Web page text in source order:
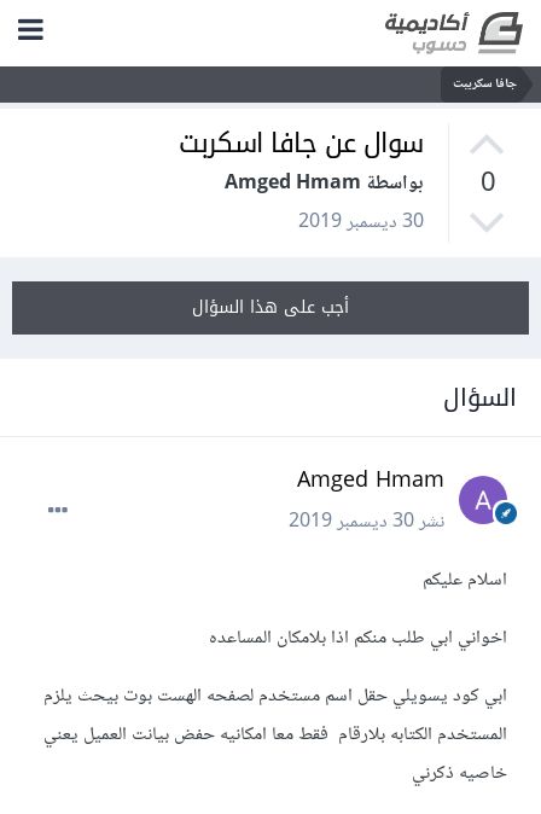
جافا سكريبت
0
سوال عن جافا اسكربت
بواسطة Amged Hmam
30 ديسمبر 2019
أجب على هذا السؤال
السؤال
Amged Hmam
نشر30 ديسمبر 2019
اسلام عليكم
اخواني ابي طلب منكم اذا بلامكان المساعده
ابي كود يسويلي حقل اسم مستخدم لصفحه الهست بوت بيحث يلزم
المستخدم الكتابه بلارقام فقط معا امكانيه حفض بيانت العميل يعني
خاصيه ذكرني